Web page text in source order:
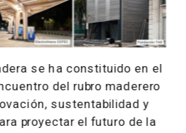
se ha constituido en el
del rubro maderero
sustentabilidad y
proyectar el futuro de la